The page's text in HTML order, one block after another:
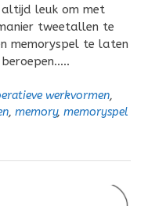
altijd leuk om met
tweetallen te
memoryspel te laten
werkvormen,
, memory, memoryspel